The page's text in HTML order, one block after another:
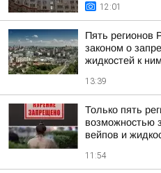
12:01
Пять регионов
законом о
жидкостей к
13:39
Только пять
возможностью
вейпов и
11:54